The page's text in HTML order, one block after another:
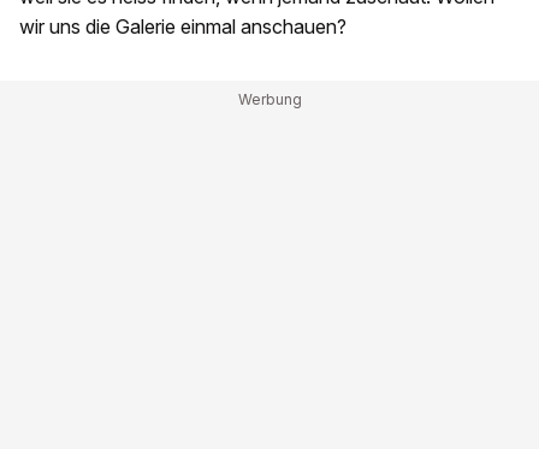
wir uns die Galerie einmal anschauen?